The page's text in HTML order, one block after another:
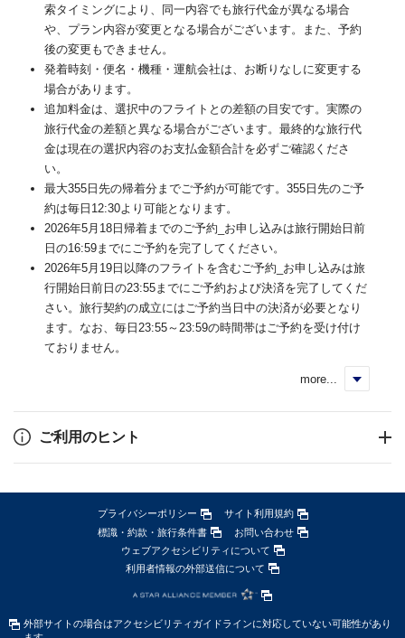
索タイミングにより、同一内容でも旅行代金が異なる場合
や、プラン内容が変更となる場合がございます。また、予約
後の変更もできません。
発着時刻・便名・機種・運航会社は、お断りなしに変更する
場合があります。
追加料金は、選択中のフライトとの差額の目安です。実際の
旅行代金の差額と異なる場合がございます。最終的な旅行代
金は現在の選択内容のお支払金額合計を必ずご確認くださ
い。
最大355日先の帰着分までご予約が可能です。355日先のご予
約は毎日12:30より可能となります。
2026年5月18日帰着までのご予約_お申し込みは旅行開始日前
日の16:59までにご予約を完了してください。
2026年5月19日以降のフライトを含むご予約_お申し込みは旅
行開始日前日の23:55までにご予約および決済を完了してくだ
さい。旅行契約の成立にはご予約当日中の決済が必要となり
ます。なお、毎日23:55～23:59の時間帯はご予約を受け付け
ておりません。
more...
ご利用のヒント
プライバシーポリシー
サイト利用規約
標識・約款・旅行条件書
お問い合わせ
ウェブアクセシビリティについて
利用者情報の外部送信について
外部サイトの場合はアクセシビリティガイドラインに対応していない可能性があり